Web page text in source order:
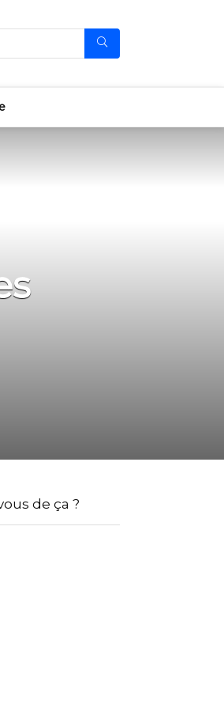
de ça ?